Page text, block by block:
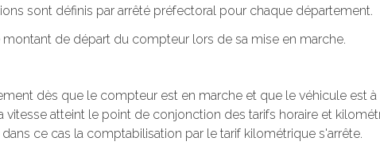
sont définis par arrêté préfectoral pour chaque département.
de départ du compteur lors de sa mise en marche.
dès que le compteur est en marche et que le véhicule est
atteint le point de conjonction des tarifs horaire et
ce cas la comptabilisation par le tarif kilométrique s'arrête.